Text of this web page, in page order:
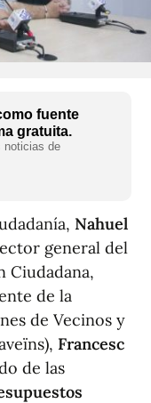
fuente
gratuita.
noticias de
Nahuel
general del
Ciudadana,
de la
de Vecinos y
Francesc
de las